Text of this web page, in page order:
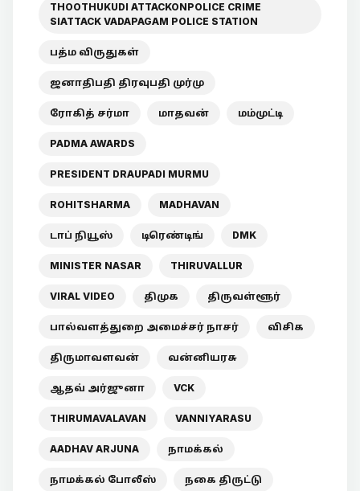
THOOTHUKUDI ATTACKONPOLICE CRIME
SIATTACK VADAPAGAM POLICE STATION
பத்ம விருதுகள்
ஜனாதிபதி திரவுபதி முர்மு
ரோகித் சர்மா மாதவன் மம்முட்டி
PADMA AWARDS
PRESIDENT DRAUPADI MURMU
ROHITSHARMA MADHAVAN
டாப் நியூஸ் டிரெண்டிங் DMK
MINISTER NASAR THIRUVALLUR
VIRAL VIDEO திமுக திருவள்ளூர்
பால்வளத்துறை அமைச்சர் நாசர் விசிக
திருமாவளவன் வன்னியரசு
ஆதவ் அர்ஜுனா VCK
THIRUMAVALAVAN VANNIYARASU
AADHAV ARJUNA நாமக்கல்
நாமக்கல் போலீஸ் நகை திருட்டு